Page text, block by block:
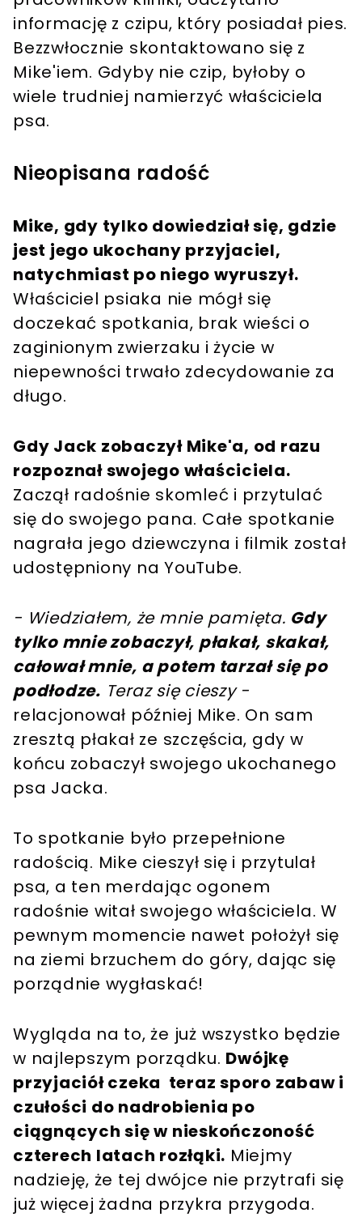
informację z czipu, który posiadał pies.
Bezzwłocznie skontaktowano się z
Mike'iem. Gdyby nie czip, byłoby o
wiele trudniej namierzyć właściciela
psa.
Nieopisana radość
Mike, gdy tylko dowiedział się, gdzie
jest jego ukochany przyjaciel,
natychmiast po niego wyruszył.
Właściciel psiaka nie mógł się
doczekać spotkania, brak wieści o
zaginionym zwierzaku i życie w
niepewności trwało zdecydowanie za
długo.
Gdy Jack zobaczył Mike'a, od razu
rozpoznał swojego właściciela.
Zaczął radośnie skomleć i przytulać
się do swojego pana. Całe spotkanie
nagrała jego dziewczyna i filmik został
udostępniony na YouTube.
- Wiedziałem, że mnie pamięta. Gdy
tylko mnie zobaczył, płakał, skakał,
całował mnie, a potem tarzał się po
podłodze. Teraz się cieszy -
relacjonował później Mike. On sam
zresztą płakał ze szczęścia, gdy w
końcu zobaczył swojego ukochanego
psa Jacka.
To spotkanie było przepełnione
radością. Mike cieszył się i przytulał
psa, a ten merdając ogonem
radośnie witał swojego właściciela. W
pewnym momencie nawet położył się
na ziemi brzuchem do góry, dając się
porządnie wygłaskać!
Wygląda na to, że już wszystko będzie
w najlepszym porządku. Dwójkę
przyjaciół czeka teraz sporo zabaw i
czułości do nadrobienia po
ciągnących się w nieskończoność
czterech latach rozłąki. Miejmy
nadzieję, że tej dwójce nie przytrafi się
już więcej żadna przykra przygoda.